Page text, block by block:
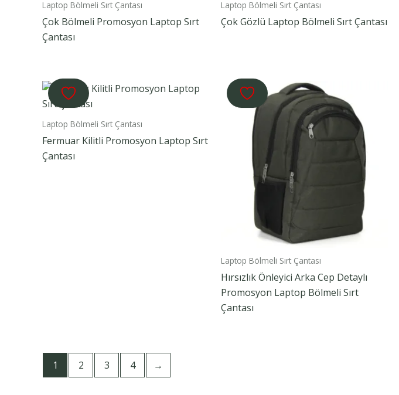
Laptop Bölmeli Sırt Çantası
Çok Bölmeli Promosyon Laptop Sırt
Çantası
Laptop Bölmeli Sırt Çantası
Çok Gözlü Laptop Bölmeli Sırt Çantası
Laptop Bölmeli Sırt Çantası
Fermuar Kilitli Promosyon Laptop Sırt
Çantası
Laptop Bölmeli Sırt Çantası
Hırsızlık Önleyici Arka Cep Detaylı
Promosyon Laptop Bölmeli Sırt
Çantası
1 2 3 4 →